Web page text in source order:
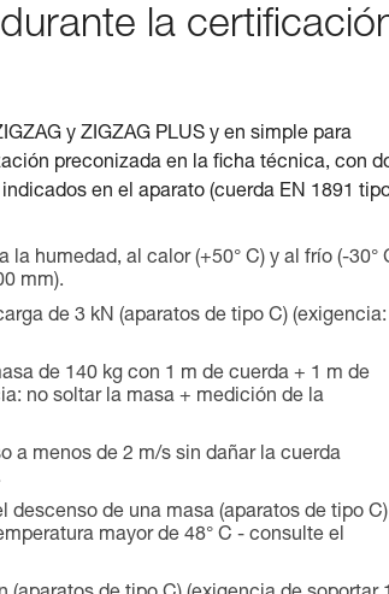
la
y ZIGZAG PLUS y en simple para
preconizada en la ficha técnica, con
en el aparato (cuerda EN 1891
humedad, al calor (+50° C) y al frío (-30°
mm).
de 3 kN (aparatos de tipo C) (exigencia:
de 140 kg con 1 m de cuerda + 1 m de
no soltar la masa + medición de la
a menos de 2 m/s sin dañar la cuerda
de una masa (aparatos de tipo C)
mayor de 48° C - consulte el